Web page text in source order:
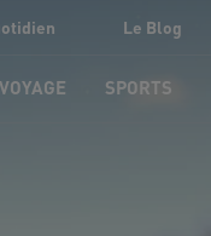
Le Blog
SPORTS